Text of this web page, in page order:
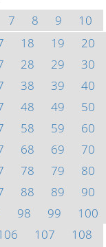
7 8 9
10
18 19
20
28 29
30
38 39
40
48 49
50
58 59
60
68 69
70
78 79
80
88 89
90
98 99
100
107
108